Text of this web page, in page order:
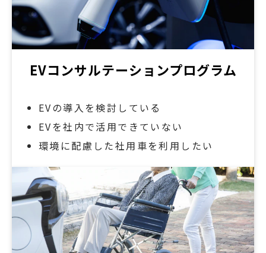
EVコンサルテーションプログラム
EVの導入を検討している
EVを社内で活用できていない
環境に配慮した社用車を利用したい